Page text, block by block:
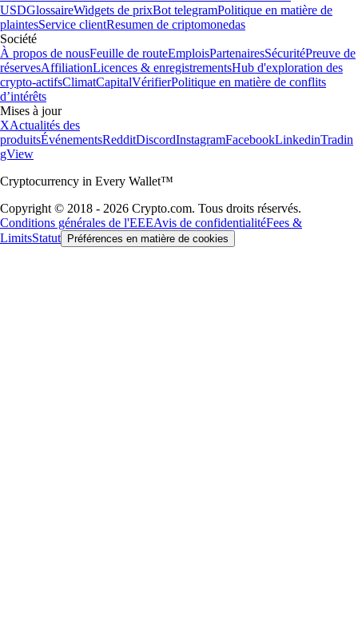
USDGlossaireWidgets de prixBot telegramPolitique en matière de
plaintesService clientResumen de criptomonedas
Société
À propos de nousFeuille de routeEmploisPartenairesSécuritéPreuve de
réservesAffiliationLicences & enregistrementsHub d'exploration des
crypto-actifsClimatCapitalVérifierPolitique en matière de conflits
d’intérêts
Mises à jour
XActualités des
produitsÉvénementsRedditDiscordInstagramFacebookLinkedinTradin
gView
Cryptocurrency in Every Wallet™
Copyright © 2018 - 2026 Crypto.com. Tous droits réservés.
Conditions générales de l'EEEAvis de confidentialitéFees &
LimitsStatut Préférences en matière de cookies